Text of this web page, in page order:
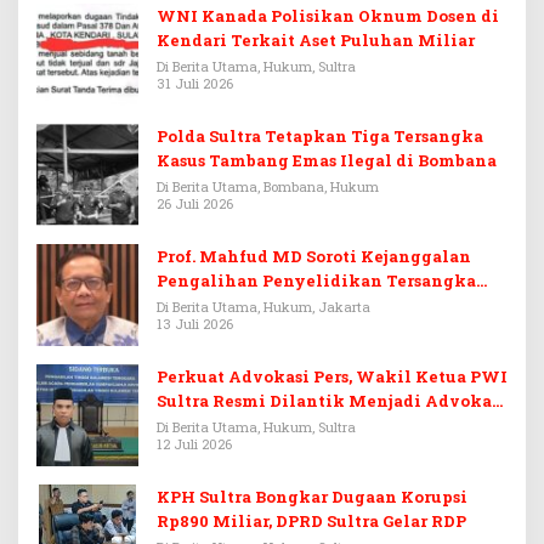
WNI Kanada Polisikan Oknum Dosen di
Kendari Terkait Aset Puluhan Miliar
Di Berita Utama, Hukum, Sultra
31 Juli 2026
Polda Sultra Tetapkan Tiga Tersangka
Kasus Tambang Emas Ilegal di Bombana
Di Berita Utama, Bombana, Hukum
26 Juli 2026
Prof. Mahfud MD Soroti Kejanggalan
Pengalihan Penyelidikan Tersangka
Febrie Adriansyah
Di Berita Utama, Hukum, Jakarta
13 Juli 2026
Perkuat Advokasi Pers, Wakil Ketua PWI
Sultra Resmi Dilantik Menjadi Advokat
PERADI
Di Berita Utama, Hukum, Sultra
12 Juli 2026
KPH Sultra Bongkar Dugaan Korupsi
Rp890 Miliar, DPRD Sultra Gelar RDP